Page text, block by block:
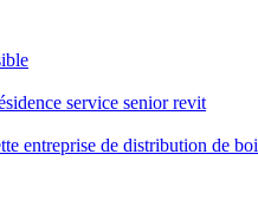
service senior revit
entreprise de distribution de